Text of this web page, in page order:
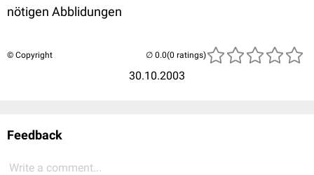
nötigen Abblidungen
© Copyright
30.10.2003
(0 ratings)
Feedback
Write a comment...